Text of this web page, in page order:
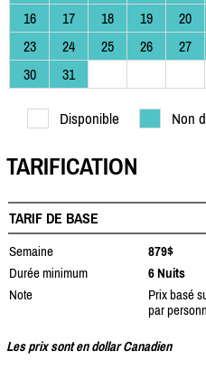
16
17 18 19 20
23
24 25 26 27
30
31
Disponible Non
TARIFICATION
TARIF DE BASE
Semaine
879$
Durée minimum
6 Nuits
Note
Prix basé
par
Les prix sont en dollar Canadien